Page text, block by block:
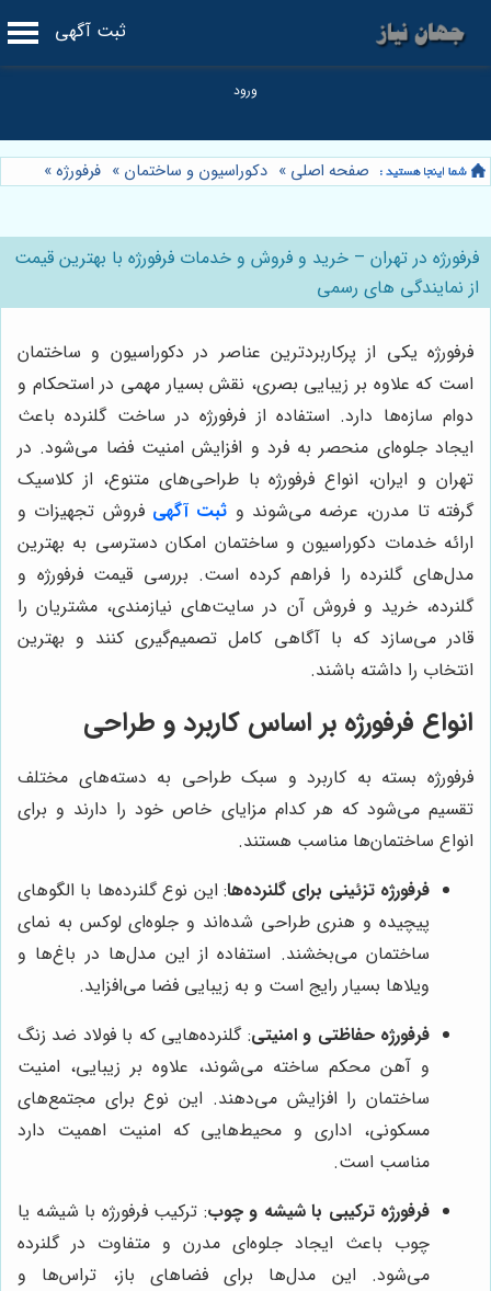
ثبت آگهی
صفحه اصلی » دکوراسیون و ساختمان » فرفورژه»
فرفورژه در تهران – خرید و فروش و خدمات فرفورژه با بهترین قیمت
از نمایندگی های رسمی
فرفورژه یکی از پرکاربردترین عناصر در دکوراسیون و ساختمان
است که علاوه بر زیبایی بصری، نقش بسیار مهمی در استحکام و
دوام سازه‌ها دارد. استفاده از فرفورژه در ساخت گلنرده باعث
ایجاد جلوه‌ای منحصر به فرد و افزایش امنیت فضا می‌شود. در
تهران و ایران، انواع فرفورژه با طراحی‌های متنوع، از کلاسیک
گرفته تا مدرن، عرضه می‌شوند و ثبت آگهی فروش تجهیزات و
ارائه خدمات دکوراسیون و ساختمان امکان دسترسی به بهترین
مدل‌های گلنرده را فراهم کرده است. بررسی قیمت فرفورژه و
گلنرده، خرید و فروش آن در سایت‌های نیازمندی، مشتریان را
قادر می‌سازد که با آگاهی کامل تصمیم‌گیری کنند و بهترین
انتخاب را داشته باشند.
انواع فرفورژه بر اساس کاربرد و طراحی
فرفورژه بسته به کاربرد و سبک طراحی به دسته‌های مختلف
تقسیم می‌شود که هر کدام مزایای خاص خود را دارند و برای
انواع ساختمان‌ها مناسب هستند.
فرفورژه تزئینی برای گلنرده‌ها: این نوع گلنرده‌ها با الگوهای
پیچیده و هنری طراحی شده‌اند و جلوه‌ای لوکس به نمای
ساختمان می‌بخشند. استفاده از این مدل‌ها در باغ‌ها و
ویلاها بسیار رایج است و به زیبایی فضا می‌افزاید.
فرفورژه حفاظتی و امنیتی: گلنرده‌هایی که با فولاد ضد زنگ
و آهن محکم ساخته می‌شوند، علاوه بر زیبایی، امنیت
ساختمان را افزایش می‌دهند. این نوع برای مجتمع‌های
مسکونی، اداری و محیط‌هایی که امنیت اهمیت دارد
مناسب است.
فرفورژه ترکیبی با شیشه و چوب: ترکیب فرفورژه با شیشه یا
چوب باعث ایجاد جلوه‌ای مدرن و متفاوت در گلنرده
می‌شود. این مدل‌ها برای فضاهای باز، تراس‌ها و